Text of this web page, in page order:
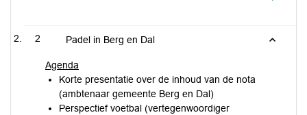
2 Padel in Berg en Dal
Agenda
Korte presentatie over de inhoud van de nota
(ambtenaar gemeente Berg en Dal)
Perspectief voetbal (vertegenwoordiger